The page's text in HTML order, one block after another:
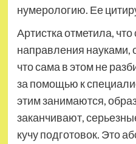
нумерологию. Ее
Артистка отметила, что
направления науками,
что сама в этом не
за помощью к
этим занимаются,
заканчивают,
кучу подготовок. Это